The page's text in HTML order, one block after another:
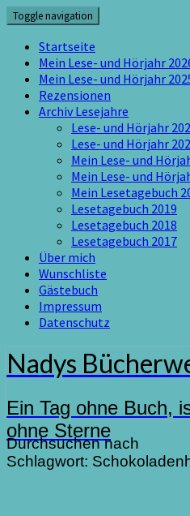
Skip
to
content
Toggle navigation
Startseite
Mein Lese- und Hörjahr
Mein Lese- und Hörjahr
Rezensionen
Archiv Lesejahre
Lese- und Hörjahr
Lese- und Hörjahr
Mein Lese- und
Mein Lese- und
Mein Lesetagebuch
Lesetagebuch 2019
Lesetagebuch 2018
Lesetagebuch 2017
Über mich
Wunschliste
Gästebuch
Impressum
Datenschutz
Nadys
Ein Tag ohne Buch,
ohne Sterne
Durchsuchen nach
Schlagwort: